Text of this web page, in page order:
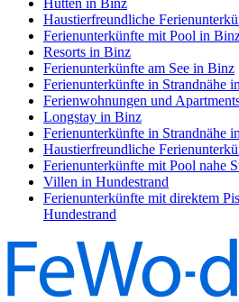
Hütten in Binz
Haustierfreundliche
Ferienunterkünfte mit Pool in
Resorts in Binz
Ferienunterkünfte am See in Binz
Ferienunterkünfte in Strandnähe
Ferienwohnungen und
Longstay in Binz
Ferienunterkünfte in Strandnähe
Haustierfreundliche
Ferienunterkünfte mit Pool nahe
Villen in Hundestrand
Ferienunterkünfte mit direktem
Hundestrand